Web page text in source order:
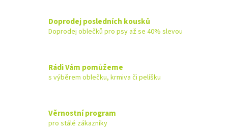
Doprodej posledních kousků
Doprodej oblečků pro psy až se 40% slevou
Rádi Vám pomůžeme
s výběrem oblečku, krmiva či pelíšku
Věrnostní program
pro stálé zákazníky